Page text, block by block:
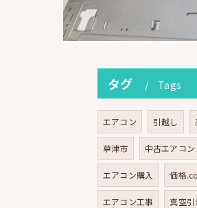
タグ Tags
エアコン 引越し
草津市 中古エアコン
エアコン購入 価格
エアコン工事 真空引